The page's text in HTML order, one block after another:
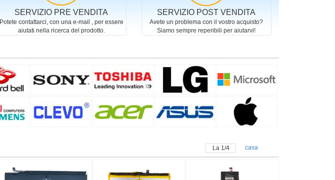
SERVIZIO PRE VENDITA
Potete contattarci, con una e-mail , per essere
aiutati nella ricerca del prodotto.
SERVIZIO POST VENDITA
Avete un problema con il vostro acquisto?
Siamo sempre reperibili per aiutarvi!
La 1/4 casa